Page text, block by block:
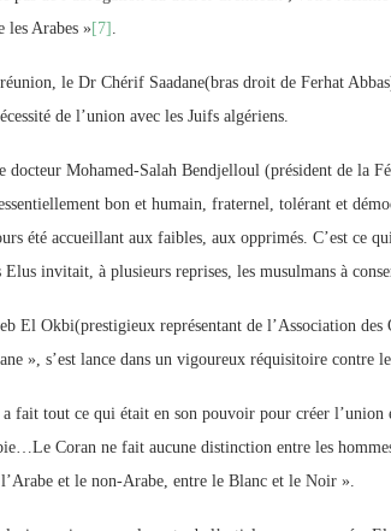
les Arabes »[7] .
le Dr Chérif Saadane(bras droit de Ferhat
de l’union avec les Juifs algériens.
docteur Mohamed-Salah Bendjelloul (président de la
bon et humain, fraternel, tolérant et
été accueillant aux faibles, aux opprimés. C’est ce
Elus invitait, à plusieurs reprises, les musulmans à
El Okbi(prestigieux représentant de l’Association
», s’est lance dans un vigoureux réquisitoire contre
fait tout ce qui était en son pouvoir pour créer
Coran ne fait aucune distinction entre les
et le non-Arabe, entre le Blanc et le Noir ».